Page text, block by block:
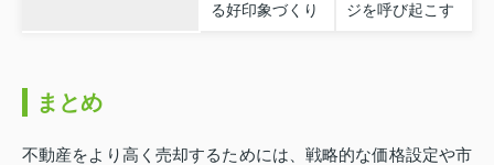
る好印象づくり
ジを呼び起こす
まとめ
不動産をより高く売却するためには、戦略的な価格設定や市